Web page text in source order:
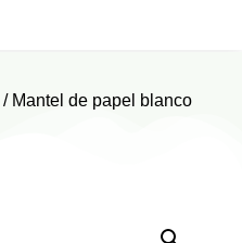
/ Mantel de papel blanco